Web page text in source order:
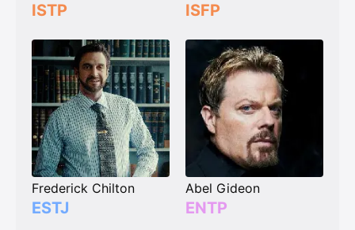
ISTP ISFP
Frederick Chilton
ESTJ
Abel Gideon
ENTP